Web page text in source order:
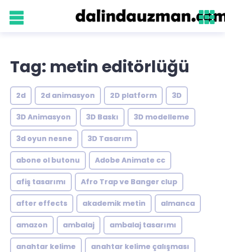
Tag: metin editörlüğü
2d 2d animasyon 2D platform 3D
3D Animasyon 3D Baskı 3D modelleme
3d oyun nesne 3D Tasarım
abone ol butonu Adobe Animate cc
afiş tasarımı Afro Trap ve Banger clup
after effects akademik metin almanca
amazon ambalaj ambalaj tasarımı
anahtar kelime anahtar kelime çalışması